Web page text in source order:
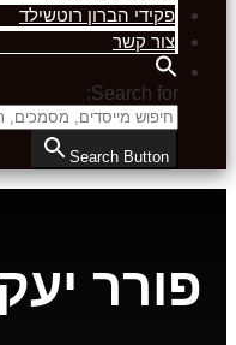
פקידי הברון רוטשילד
צור קשר
Search for:
Search Button
פורר